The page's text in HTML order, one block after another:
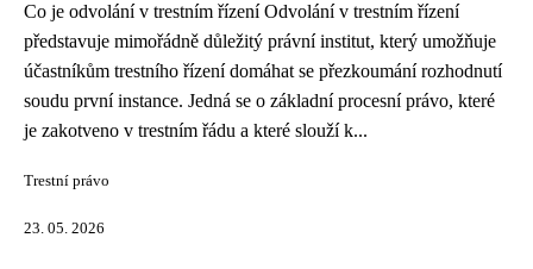
Co je odvolání v trestním řízení Odvolání v trestním řízení
představuje mimořádně důležitý právní institut, který umožňuje
účastníkům trestního řízení domáhat se přezkoumání rozhodnutí
soudu první instance. Jedná se o základní procesní právo, které
je zakotveno v trestním řádu a které slouží k...
Trestní právo
23. 05. 2026